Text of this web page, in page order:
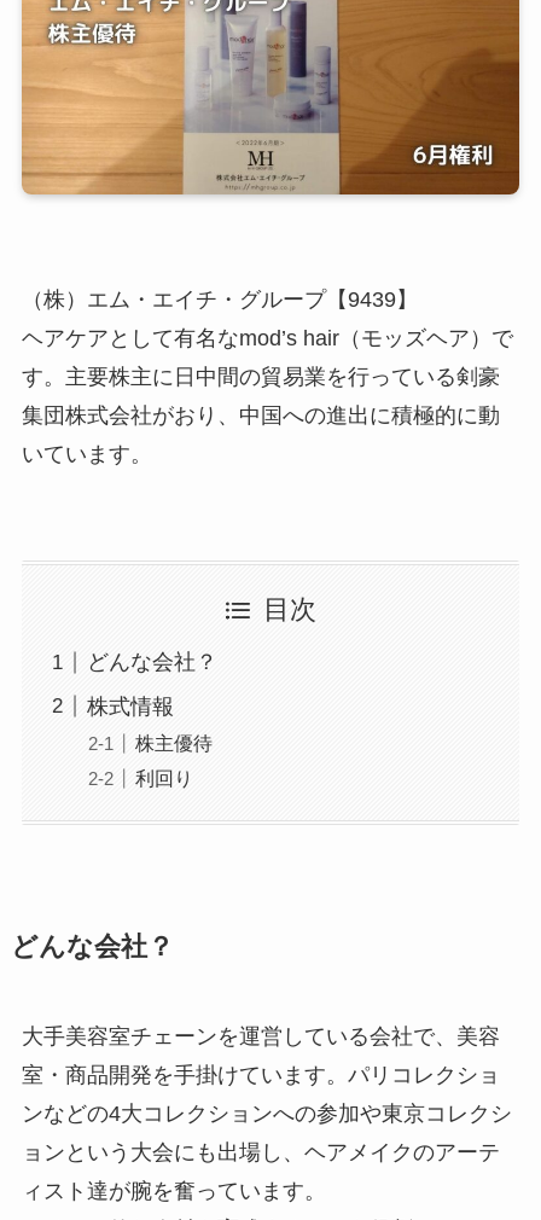
（株）エム・エイチ・グループ【9439】
ヘアケアとして有名なmod’s hair（モッズヘア）で
す。主要株主に日中間の貿易業を行っている剣豪
集団株式会社がおり、中国への進出に積極的に動
いています。
目次
どんな会社？
株式情報
株主優待
利回り
どんな会社？
大手美容室チェーンを運営している会社で、美容
室・商品開発を手掛けています。パリコレクショ
ンなどの4大コレクションへの参加や東京コレクシ
ョンという大会にも出場し、ヘアメイクのアーテ
ィスト達が腕を奮っています。